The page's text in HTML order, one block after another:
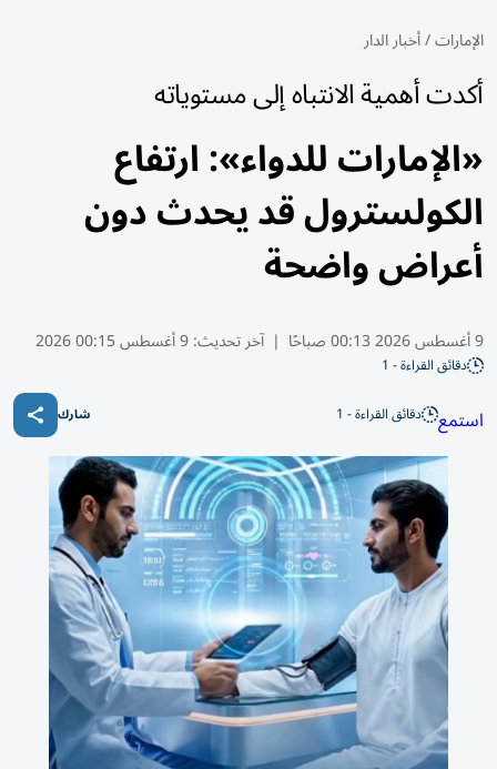
الإمارات/أخبار الدار
أكدت أهمية الانتباه إلى مستوياته
«الإمارات للدواء»: ارتفاع
الكولسترول قد يحدث دون
أعراض واضحة
9 أغسطس 2026 00:13 صباحًا | آخر تحديث:9 أغسطس 00:15 2026
دقائق القراءة - 1
استمع دقائق القراءة - 1 شارك